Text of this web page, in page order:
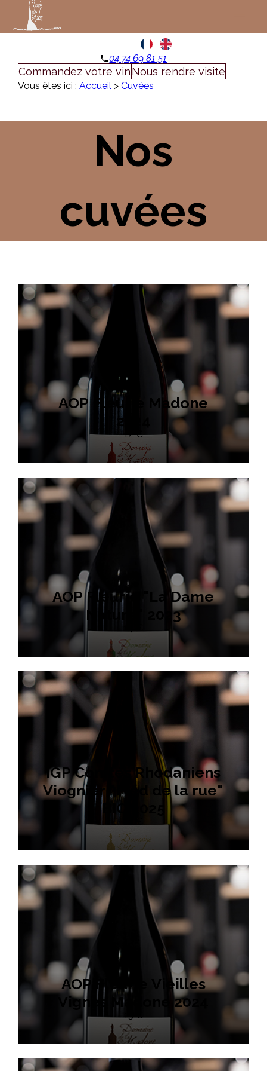
phone04 74 69 81 51
Commandez votre vinNous rendre visite
Vous êtes ici : Accueil> Cuvées
Nos
cuvées
AOP Fleurie Madone
2024
12 €
AOP Fleurie "La Dame
Nature" 2023
IGP Comtés Rhodaniens
Viognier "Pied de la rue"
BIO 2025
AOP Fleurie Vieilles
Vignes Madone 2024
15 €
Panneau de gestion des cookies